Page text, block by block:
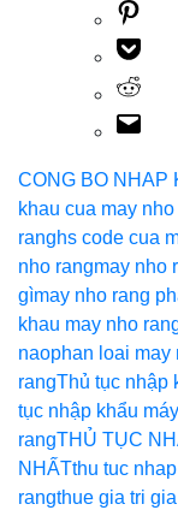
CONG BO NHAP
khau cua may nho
ranghs code cua
nho rangmay nho
gìmay nho rang
khau may nho
naophan loai may
rangThủ tục nhập
tục nhập khẩu
rangTHỦ TỤC
NHẤTthu tuc
rangthue gia tri